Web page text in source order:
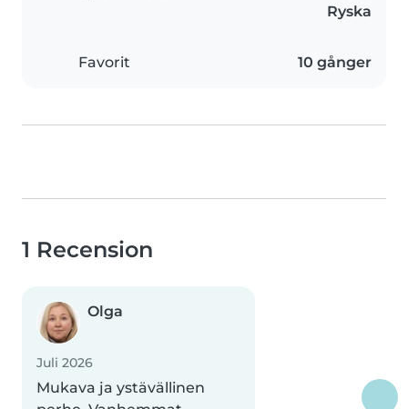
Ryska
Favorit 10 gånger
1 Recension
Olga
Juli 2026
Mukava ja ystävällinen